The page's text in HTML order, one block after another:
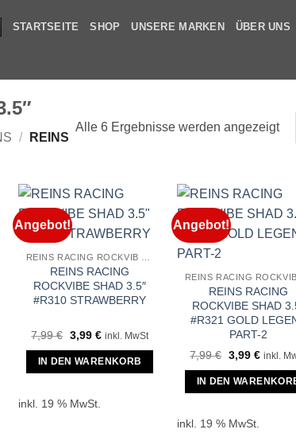
STARTSEITE SHOP UNSERE MARKEN ÜBER UNS
/
REINS
Alle 6 Ergebnisse werden angezeigt
Angebot!
REINS RACING
ROCKVIBE SHAD 3.5″
#R310 STRAWBERRY
7,99€ Ursprünglicher
war:
7,99 €
3,99 €Aktueller
ist:
3,99 €.
inkl. MwSt
IN DEN WARENKORB
inkl. 19 % MwSt.
Angebot!
REINS RACING
ROCKVIBE SHAD
#R321 GOLD
PART-2
7,99€
war:
7,99 €
3,99 €
ist:
3,99 €.
inkl.
IN DEN
inkl. 19 % MwSt.